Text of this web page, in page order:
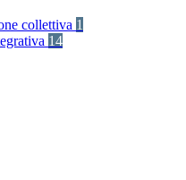
collettiva 1
14